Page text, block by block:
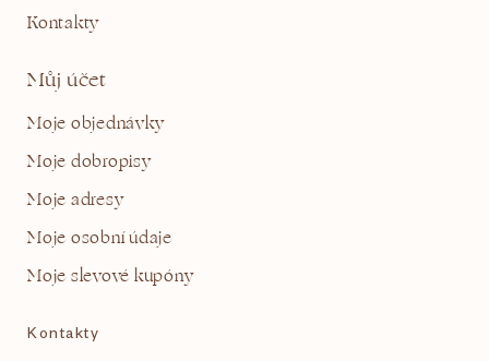
Kontakty
Můj účet
Moje objednávky
Moje dobropisy
Moje adresy
Moje osobní údaje
Moje slevové kupóny
Kontakty